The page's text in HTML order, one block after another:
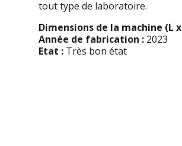
tout type de laboratoire.
Dimensions de la machine (L
Année de fabrication : 2023
Etat : Très bon état